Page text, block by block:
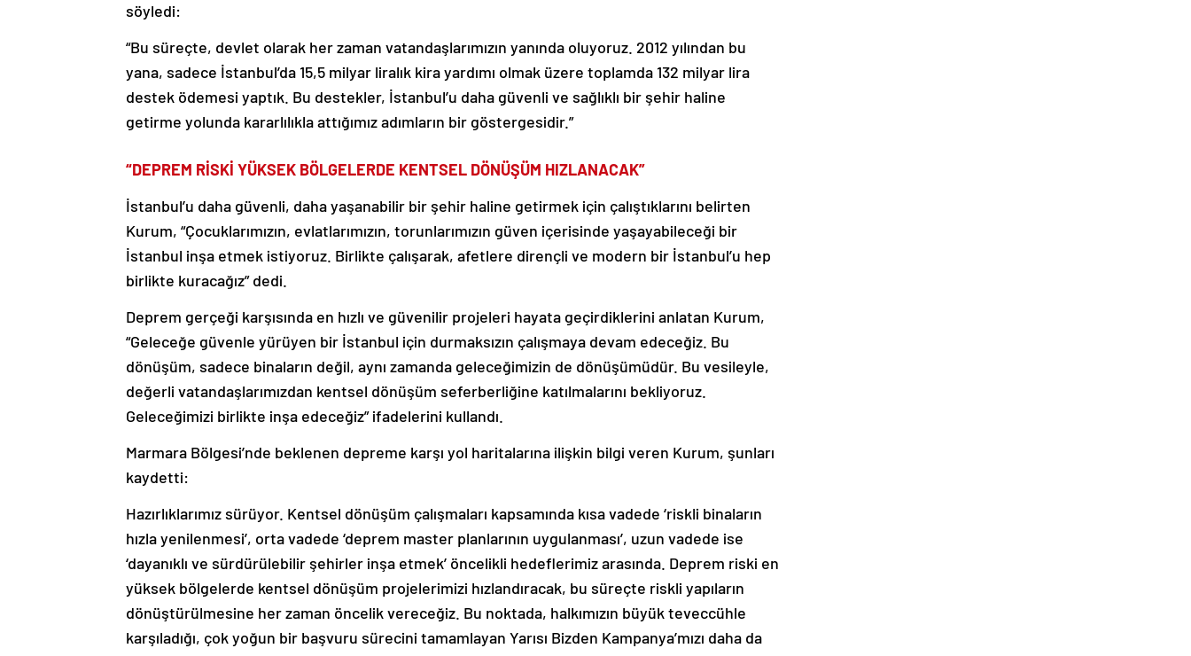
söyledi:
“Bu süreçte, devlet olarak her zaman vatandaşlarımızın yanında oluyoruz. 2012 yılından bu
yana, sadece İstanbul’da 15,5 milyar liralık kira yardımı olmak üzere toplamda 132 milyar lira
destek ödemesi yaptık. Bu destekler, İstanbul’u daha güvenli ve sağlıklı bir şehir haline
getirme yolunda kararlılıkla attığımız adımların bir göstergesidir.”
“DEPREM RİSKİ YÜKSEK BÖLGELERDE KENTSEL DÖNÜŞÜM HIZLANACAK”
İstanbul’u daha güvenli, daha yaşanabilir bir şehir haline getirmek için çalıştıklarını belirten
Kurum, “Çocuklarımızın, evlatlarımızın, torunlarımızın güven içerisinde yaşayabileceği bir
İstanbul inşa etmek istiyoruz. Birlikte çalışarak, afetlere dirençli ve modern bir İstanbul’u hep
birlikte kuracağız” dedi.
Deprem gerçeği karşısında en hızlı ve güvenilir projeleri hayata geçirdiklerini anlatan Kurum,
“Geleceğe güvenle yürüyen bir İstanbul için durmaksızın çalışmaya devam edeceğiz. Bu
dönüşüm, sadece binaların değil, aynı zamanda geleceğimizin de dönüşümüdür. Bu vesileyle,
değerli vatandaşlarımızdan kentsel dönüşüm seferberliğine katılmalarını bekliyoruz.
Geleceğimizi birlikte inşa edeceğiz” ifadelerini kullandı.
Marmara Bölgesi’nde beklenen depreme karşı yol haritalarına ilişkin bilgi veren Kurum, şunları
kaydetti:
Hazırlıklarımız sürüyor. Kentsel dönüşüm çalışmaları kapsamında kısa vadede ‘riskli binaların
hızla yenilenmesi’, orta vadede ‘deprem master planlarının uygulanması’, uzun vadede ise
‘dayanıklı ve sürdürülebilir şehirler inşa etmek’ öncelikli hedeflerimiz arasında. Deprem riski en
yüksek bölgelerde kentsel dönüşüm projelerimizi hızlandıracak, bu süreçte riskli yapıların
dönüştürülmesine her zaman öncelik vereceğiz. Bu noktada, halkımızın büyük teveccühle
karşıladığı, çok yoğun bir başvuru sürecini tamamlayan Yarısı Bizden Kampanya’mızı daha da